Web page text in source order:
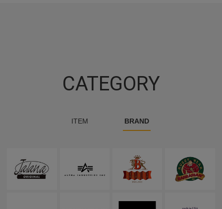
CATEGORY
ITEM BRAND